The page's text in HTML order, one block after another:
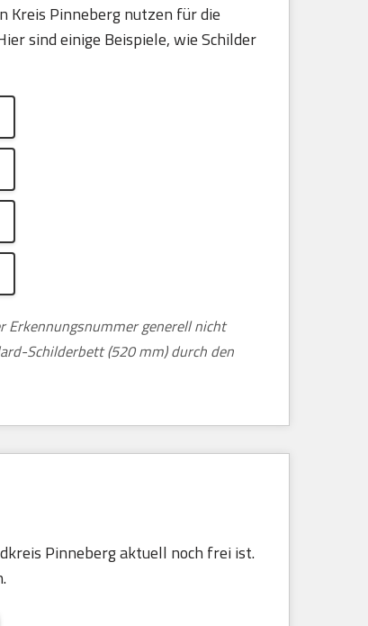
Kreis Pinneberg nutzen für die
sind einige Beispiele, wie Schilder
Erkennungsnummer generell nicht
Schilderbett (520 mm) durch den
Pinneberg aktuell noch frei ist.